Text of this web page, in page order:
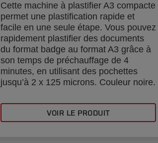
Cette machine à plastifier A3 compacte
permet une plastification rapide et
facile en une seule étape. Vous pouvez
rapidement plastifier des documents
du format badge au format A3 grâce à
son temps de préchauffage de 4
minutes, en utilisant des pochettes
jusqu’à 2 x 125 microns. Couleur noire.
VOIR LE PRODUIT